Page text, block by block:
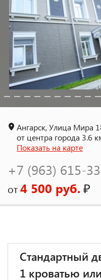
Ангарск, Улица Мира
от центра города 3.6
Показать на карте
+7 (963) 615-
от4 500 руб.₽
Стандартный
1 кроватью